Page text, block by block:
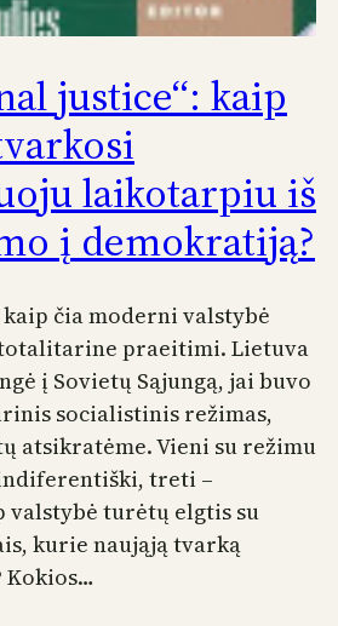
justice“: kaip
laikotarpiu iš
į demokratiją?
čia moderni valstybė
praeitimi. Lietuva
į Sovietų Sąjungą, jai buvo
socialistinis režimas,
atsikratėme. Vieni su režimu
treti –
turėtų elgtis su
kurie naująją tvarką
Kokios…